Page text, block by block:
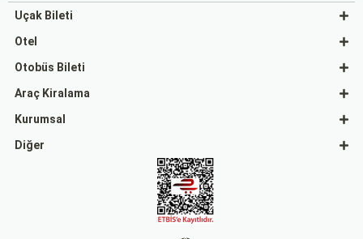
Uçak Bileti
Otel
Otobüs Bileti
Araç Kiralama
Kurumsal
Diğer